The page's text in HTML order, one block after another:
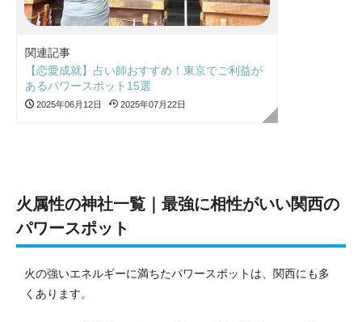
関連記事
【恋愛成就】占い師おすすめ！東京でご利益が
あるパワースポット15選
2025年06月12日 2025年07月22日
火属性の神社一覧｜最強に相性がいい関西の
パワースポット
火の強いエネルギーに満ちたパワースポットは、関西にも多
くあります。